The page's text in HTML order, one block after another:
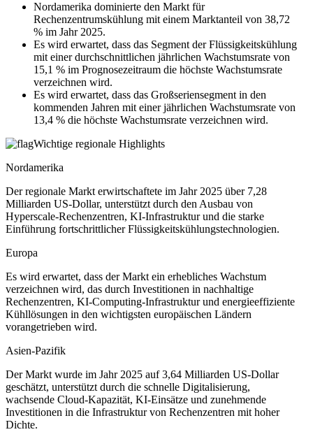
Nordamerika dominierte den Markt für
Rechenzentrumskühlung mit einem Marktanteil von 38,72
% im Jahr 2025.
Es wird erwartet, dass das Segment der Flüssigkeitskühlung
mit einer durchschnittlichen jährlichen Wachstumsrate von
15,1 % im Prognosezeitraum die höchste Wachstumsrate
verzeichnen wird.
Es wird erwartet, dass das Großseriensegment in den
kommenden Jahren mit einer jährlichen Wachstumsrate von
13,4 % die höchste Wachstumsrate verzeichnen wird.
Wichtige regionale Highlights
Nordamerika
Der regionale Markt erwirtschaftete im Jahr 2025 über 7,28
Milliarden US-Dollar, unterstützt durch den Ausbau von
Hyperscale-Rechenzentren, KI-Infrastruktur und die starke
Einführung fortschrittlicher Flüssigkeitskühlungstechnologien.
Europa
Es wird erwartet, dass der Markt ein erhebliches Wachstum
verzeichnen wird, das durch Investitionen in nachhaltige
Rechenzentren, KI-Computing-Infrastruktur und energieeffiziente
Kühllösungen in den wichtigsten europäischen Ländern
vorangetrieben wird.
Asien-Pazifik
Der Markt wurde im Jahr 2025 auf 3,64 Milliarden US-Dollar
geschätzt, unterstützt durch die schnelle Digitalisierung,
wachsende Cloud-Kapazität, KI-Einsätze und zunehmende
Investitionen in die Infrastruktur von Rechenzentren mit hoher
Dichte.